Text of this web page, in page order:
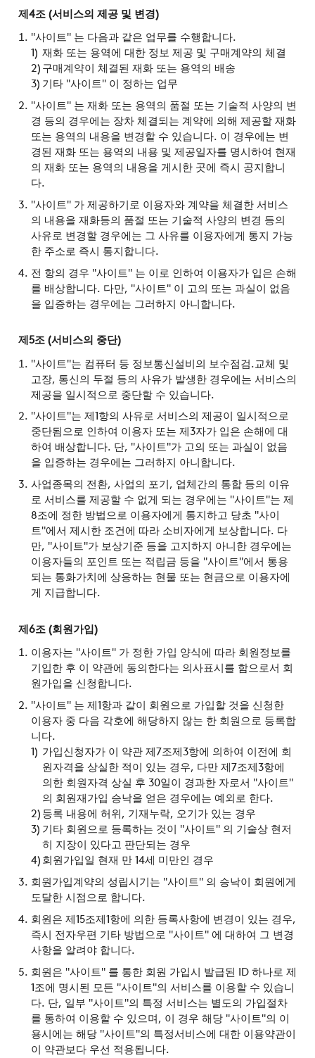
제4조 (서비스의 제공 및 변경)
"사이트" 는 다음과 같은 업무를 수행합니다.
재화 또는 용역에 대한 정보 제공 및 구매계약의 체결
구매계약이 체결된 재화 또는 용역의 배송
기타 "사이트" 이 정하는 업무
"사이트" 는 재화 또는 용역의 품절 또는 기술적 사양의 변
경 등의 경우에는 장차 체결되는 계약에 의해 제공할 재화
또는 용역의 내용을 변경할 수 있습니다. 이 경우에는 변
경된 재화 또는 용역의 내용 및 제공일자를 명시하여 현재
의 재화 또는 용역의 내용을 게시한 곳에 즉시 공지합니
다.
"사이트" 가 제공하기로 이용자와 계약을 체결한 서비스
의 내용을 재화등의 품절 또는 기술적 사양의 변경 등의
사유로 변경할 경우에는 그 사유를 이용자에게 통지 가능
한 주소로 즉시 통지합니다.
전 항의 경우 "사이트" 는 이로 인하여 이용자가 입은 손해
를 배상합니다. 다만, "사이트" 이 고의 또는 과실이 없음
을 입증하는 경우에는 그러하지 아니합니다.
제5조 (서비스의 중단)
"사이트"는 컴퓨터 등 정보통신설비의 보수점검.교체 및
고장, 통신의 두절 등의 사유가 발생한 경우에는 서비스의
제공을 일시적으로 중단할 수 있습니다.
"사이트"는 제1항의 사유로 서비스의 제공이 일시적으로
중단됨으로 인하여 이용자 또는 제3자가 입은 손해에 대
하여 배상합니다. 단, "사이트"가 고의 또는 과실이 없음
을 입증하는 경우에는 그러하지 아니합니다.
사업종목의 전환, 사업의 포기, 업체간의 통합 등의 이유
로 서비스를 제공할 수 없게 되는 경우에는 "사이트"는 제
8조에 정한 방법으로 이용자에게 통지하고 당초 "사이
트"에서 제시한 조건에 따라 소비자에게 보상합니다. 다
만, "사이트"가 보상기준 등을 고지하지 아니한 경우에는
이용자들의 포인트 또는 적립금 등을 "사이트"에서 통용
되는 통화가치에 상응하는 현물 또는 현금으로 이용자에
게 지급합니다.
제6조 (회원가입)
이용자는 "사이트" 가 정한 가입 양식에 따라 회원정보를
기입한 후 이 약관에 동의한다는 의사표시를 함으로서 회
원가입을 신청합니다.
"사이트" 는 제1항과 같이 회원으로 가입할 것을 신청한
이용자 중 다음 각호에 해당하지 않는 한 회원으로 등록합
니다.
가입신청자가 이 약관 제7조제3항에 의하여 이전에 회
원자격을 상실한 적이 있는 경우, 다만 제7조제3항에
의한 회원자격 상실 후 30일이 경과한 자로서 "사이트"
의 회원재가입 승낙을 얻은 경우에는 예외로 한다.
등록 내용에 허위, 기재누락, 오기가 있는 경우
기타 회원으로 등록하는 것이 "사이트" 의 기술상 현저
히 지장이 있다고 판단되는 경우
회원가입일 현재 만 14세 미만인 경우
회원가입계약의 성립시기는 "사이트" 의 승낙이 회원에게
도달한 시점으로 합니다.
회원은 제15조제1항에 의한 등록사항에 변경이 있는 경우,
즉시 전자우편 기타 방법으로 "사이트" 에 대하여 그 변경
사항을 알려야 합니다.
회원은 "사이트" 를 통한 회원 가입시 발급된 ID 하나로 제
1조에 명시된 모든 "사이트"의 서비스를 이용할 수 있습니
다. 단, 일부 "사이트"의 특정 서비스는 별도의 가입절차
를 통하여 이용할 수 있으며, 이 경우 해당 "사이트"의 이
용시에는 해당 "사이트"의 특정서비스에 대한 이용약관이
이 약관보다 우선 적용됩니다.